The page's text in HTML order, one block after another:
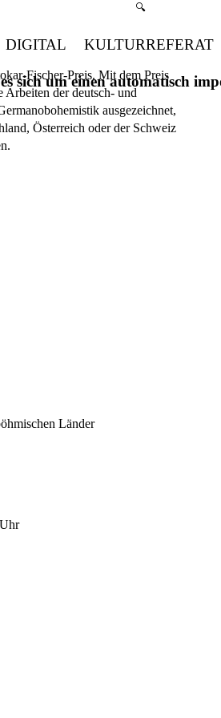
Suchmenü
🔍
DIGITAL KULTURREFERAT
sich um einen automatisch
Fischer-Preis. Mit dem Preis
Arbeiten der deutsch- und
ausgezeichnet,
Österreich oder der Schweiz